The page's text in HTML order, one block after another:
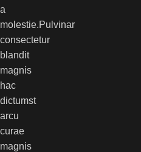
a
molestie.Pulvinar
consectetur
blandit
magnis
hac
dictumst
arcu
curae
magnis